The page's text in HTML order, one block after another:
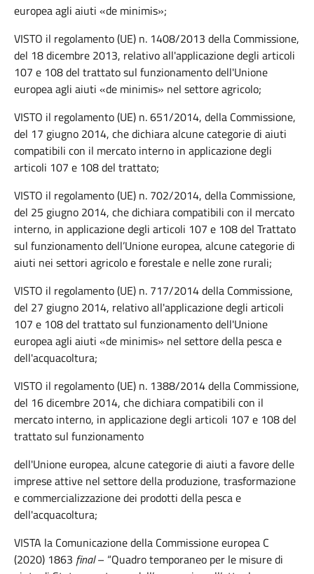
europea agli aiuti «de minimis»;
VISTO il regolamento (UE) n. 1408/2013 della Commissione,
del 18 dicembre 2013, relativo all'applicazione degli articoli
107 e 108 del trattato sul funzionamento dell'Unione
europea agli aiuti «de minimis» nel settore agricolo;
VISTO il regolamento (UE) n. 651/2014, della Commissione,
del 17 giugno 2014, che dichiara alcune categorie di aiuti
compatibili con il mercato interno in applicazione degli
articoli 107 e 108 del trattato;
VISTO il regolamento (UE) n. 702/2014, della Commissione,
del 25 giugno 2014, che dichiara compatibili con il mercato
interno, in applicazione degli articoli 107 e 108 del Trattato
sul funzionamento dell’Unione europea, alcune categorie di
aiuti nei settori agricolo e forestale e nelle zone rurali;
VISTO il regolamento (UE) n. 717/2014 della Commissione,
del 27 giugno 2014, relativo all'applicazione degli articoli
107 e 108 del trattato sul funzionamento dell'Unione
europea agli aiuti «de minimis» nel settore della pesca e
dell'acquacoltura;
VISTO il regolamento (UE) n. 1388/2014 della Commissione,
del 16 dicembre 2014, che dichiara compatibili con il
mercato interno, in applicazione degli articoli 107 e 108 del
trattato sul funzionamento
dell'Unione europea, alcune categorie di aiuti a favore delle
imprese attive nel settore della produzione, trasformazione
e commercializzazione dei prodotti della pesca e
dell'acquacoltura;
VISTA la Comunicazione della Commissione europea C
(2020) 1863 final– “Quadro temporaneo per le misure di